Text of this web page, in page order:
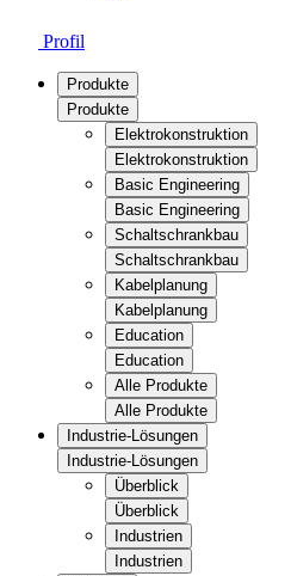
Profil
Produkte
Produkte
Elektrokonstruktion
Elektrokonstruktion
Basic Engineering
Basic Engineering
Schaltschrankbau
Schaltschrankbau
Kabelplanung
Kabelplanung
Education
Education
Alle Produkte
Alle Produkte
Industrie-Lösungen
Industrie-Lösungen
Überblick
Überblick
Industrien
Industrien